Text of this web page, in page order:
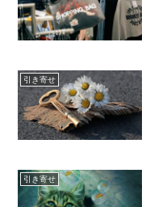
引き寄せ
引き寄せ